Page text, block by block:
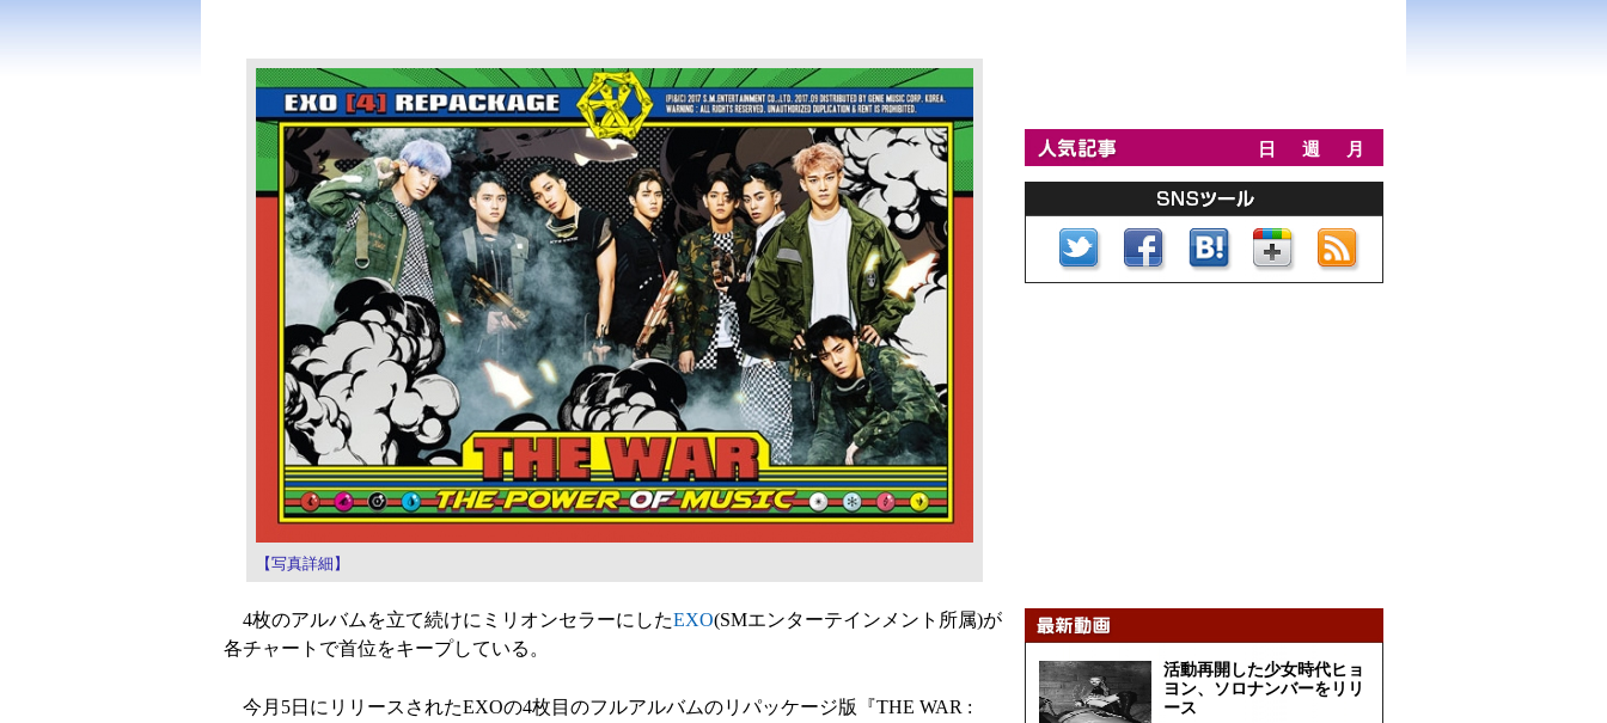
【写真詳細】
4枚のアルバムを立て続けにミリオンセラーにしたEXO(SMエンターテインメント所属)が
各チャートで首位をキープしている。
今月5日にリリースされたEXOの4枚目のフルアルバムのリパッケージ版『THE WAR :
日 週 月
活動再開した少女時代ヒョ
ヨン、ソロナンバーをリリ
ース